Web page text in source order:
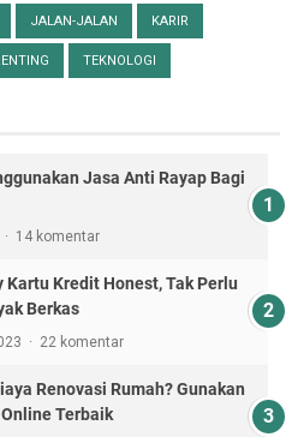
JALAN-JALAN KARIR
TEKNOLOGI
Jasa Anti Rayap Bagi
14 komentar
Kartu Kredit Honest, Tak Perlu
Berkas
22 komentar
Renovasi Rumah? Gunakan
Terbaik